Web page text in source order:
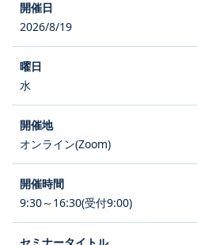
2026/8/19
水
オンライン(Zoom)
9:30～16:30(受付9:00)